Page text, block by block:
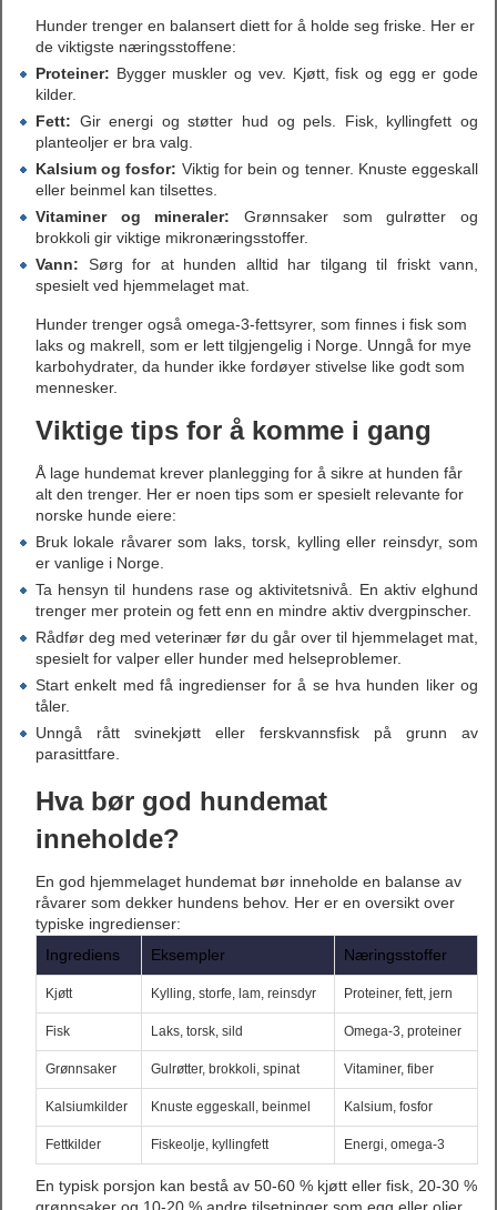
Hunder trenger en balansert diett for å holde seg friske. Her er
de viktigste næringsstoffene:
Proteiner: Bygger muskler og vev. Kjøtt, fisk og egg er gode
kilder.
Fett: Gir energi og støtter hud og pels. Fisk, kyllingfett og
planteoljer er bra valg.
Kalsium og fosfor: Viktig for bein og tenner. Knuste eggeskall
eller beinmel kan tilsettes.
Vitaminer og mineraler: Grønnsaker som gulrøtter og
brokkoli gir viktige mikronæringsstoffer.
Vann: Sørg for at hunden alltid har tilgang til friskt vann,
spesielt ved hjemmelaget mat.
Hunder trenger også omega-3-fettsyrer, som finnes i fisk som
laks og makrell, som er lett tilgjengelig i Norge. Unngå for mye
karbohydrater, da hunder ikke fordøyer stivelse like godt som
mennesker.
Viktige tips for å komme i gang
Å lage hundemat krever planlegging for å sikre at hunden får
alt den trenger. Her er noen tips som er spesielt relevante for
norske hunde eiere:
Bruk lokale råvarer som laks, torsk, kylling eller reinsdyr, som
er vanlige i Norge.
Ta hensyn til hundens rase og aktivitetsnivå. En aktiv elghund
trenger mer protein og fett enn en mindre aktiv dvergpinscher.
Rådfør deg med veterinær før du går over til hjemmelaget mat,
spesielt for valper eller hunder med helseproblemer.
Start enkelt med få ingredienser for å se hva hunden liker og
tåler.
Unngå rått svinekjøtt eller ferskvannsfisk på grunn av
parasittfare.
Hva bør god hundemat
inneholde?
En god hjemmelaget hundemat bør inneholde en balanse av
råvarer som dekker hundens behov. Her er en oversikt over
typiske ingredienser:
Ingrediens
Eksempler Næringsstoffer
Kjøtt Kylling, storfe, lam, reinsdyr Proteiner, fett, jern
Fisk Laks, torsk, sild Omega-3, proteiner
Grønnsaker Gulrøtter, brokkoli, spinat Vitaminer, fiber
Kalsiumkilder Knuste eggeskall, beinmel Kalsium, fosfor
Fettkilder Fiskeolje, kyllingfett Energi, omega-3
En typisk porsjon kan bestå av 50-60 % kjøtt eller fisk, 20-30 %